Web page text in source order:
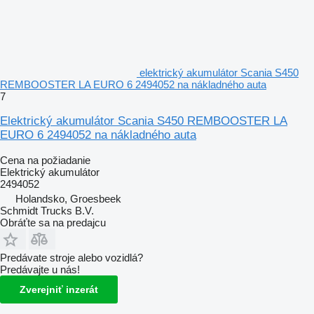
elektrický akumulátor Scania S450
REMBOOSTER LA EURO 6 2494052 na nákladného auta
7
Elektrický akumulátor Scania S450 REMBOOSTER LA
EURO 6 2494052 na nákladného auta
Cena na požiadanie
Elektrický akumulátor
2494052
Holandsko, Groesbeek
Schmidt Trucks B.V.
Obráťte sa na predajcu
Predávate stroje alebo vozidlá?
Predávajte u nás!
Zverejniť inzerát